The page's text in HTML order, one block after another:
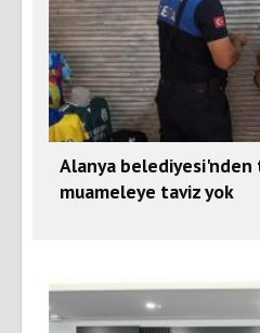
Alanya
muameleye taviz yok